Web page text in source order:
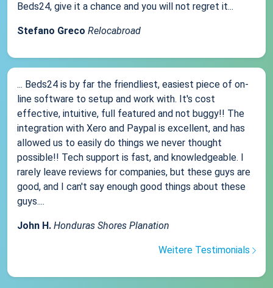
Beds24, give it a chance and you will not regret it...
Stefano Greco Relocabroad
... Beds24 is by far the friendliest, easiest piece of on-
line software to setup and work with. It's cost
effective, intuitive, full featured and not buggy!! The
integration with Xero and Paypal is excellent, and has
allowed us to easily do things we never thought
possible!! Tech support is fast, and knowledgeable. I
rarely leave reviews for companies, but these guys are
good, and I can't say enough good things about these
guys....
John H. Honduras Shores Planation
Weitere Testimonials